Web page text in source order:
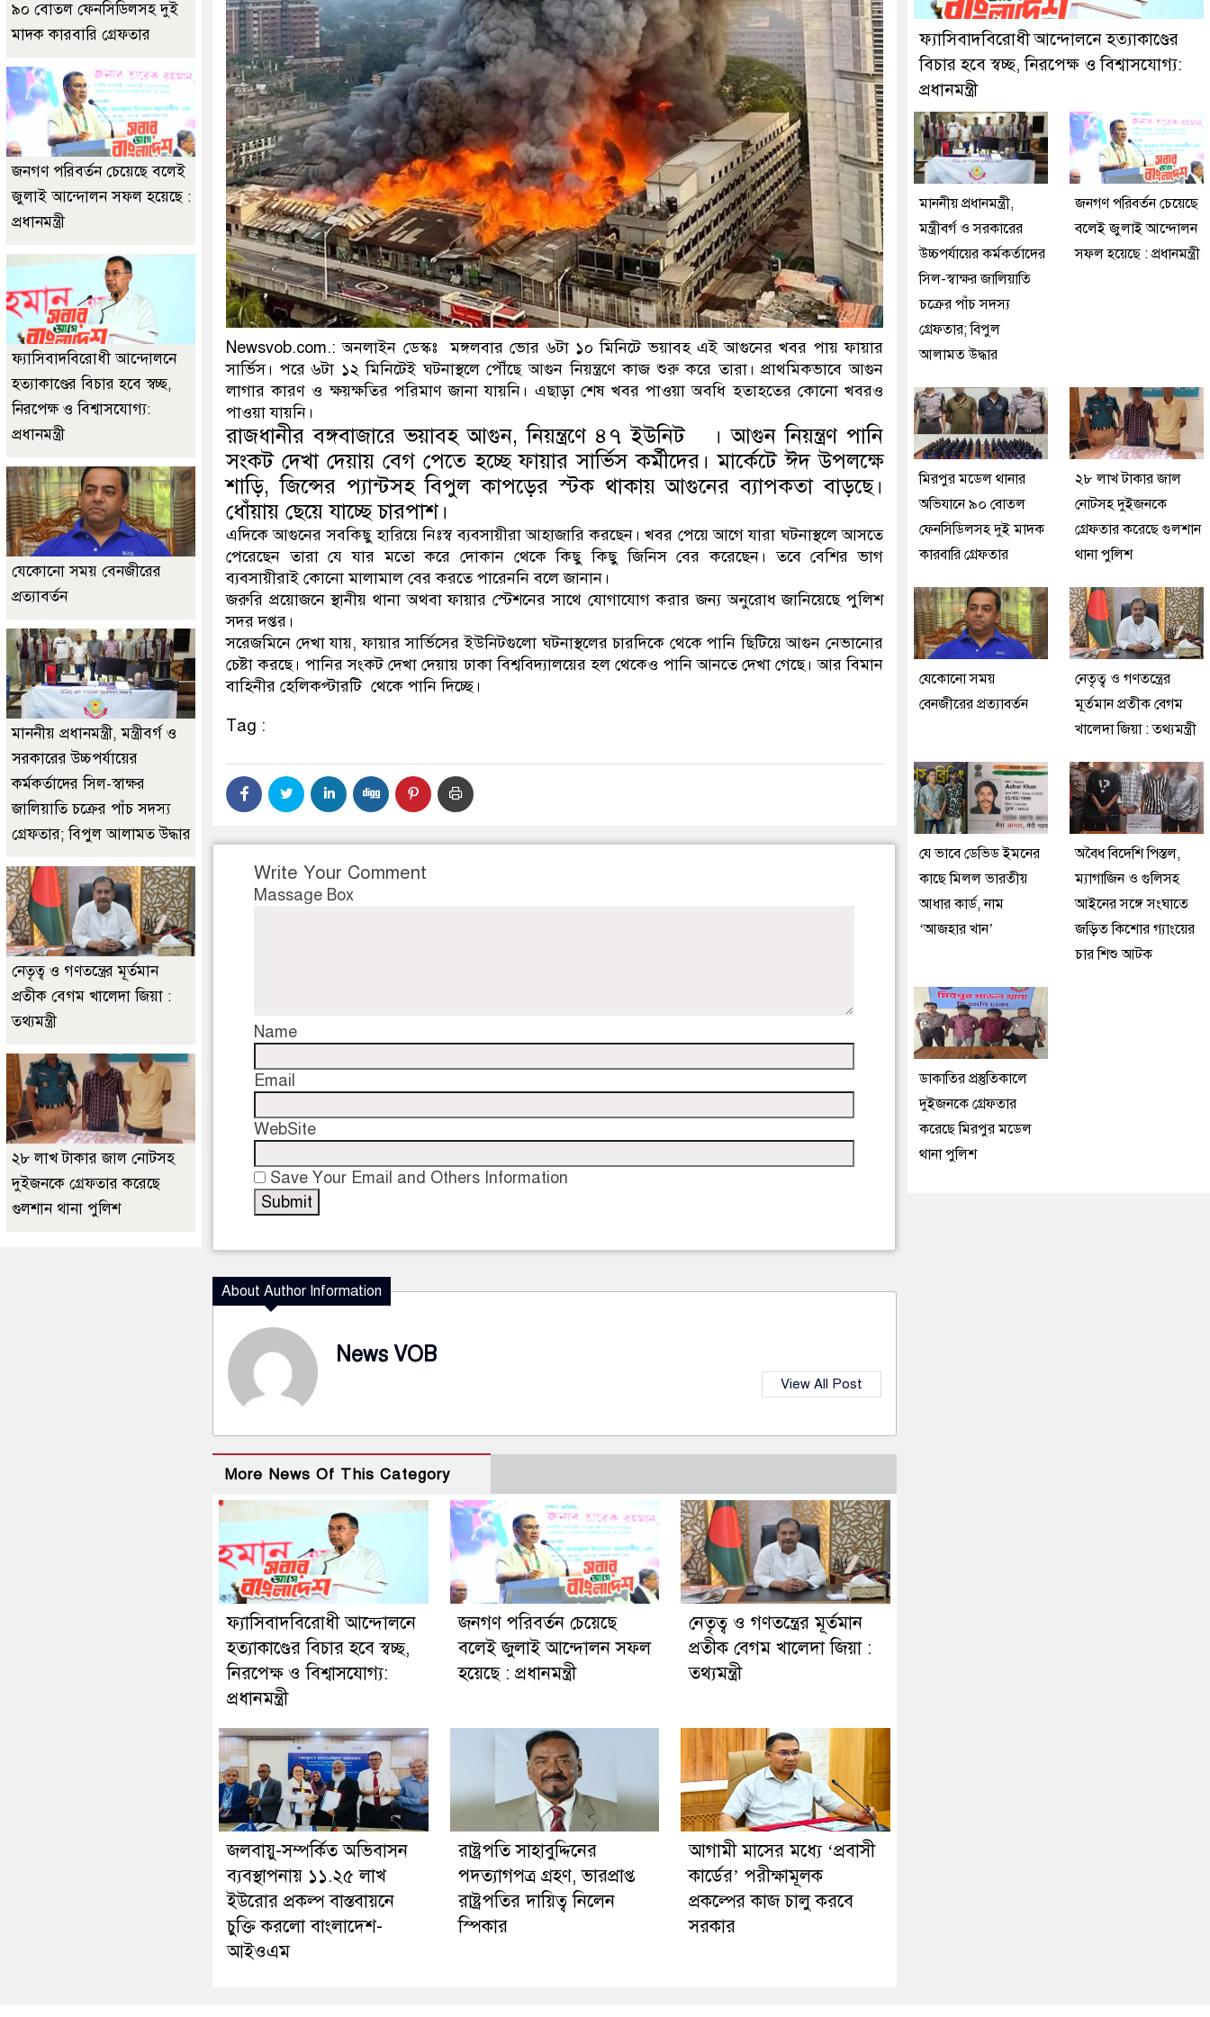
ডাকাতির প্রস্তুতিকালে দুইজনকে গ্রেফতার করেছে মিরপুর মডেল থানা পুলিশ
Newsvob.com.: অনলাইন ডেস্কঃ মঙ্গলবার ভোর ৬টা ১০ মিনিটে ভয়াবহ এই আগুনের খবর পায় ফায়ার
সার্ভিস। পরে ৬টা ১২ মিনিটেই ঘটনাস্থলে পৌঁছে আগুন নিয়ন্ত্রণে কাজ শুরু করে তারা। প্রাথমিকভাবে আগুন
লাগার কারণ ও ক্ষয়ক্ষতির পরিমাণ জানা যায়নি। এছাড়া শেষ খবর পাওয়া অবধি হতাহতের কোনো খবরও
পাওয়া যায়নি।
রাজধানীর বঙ্গবাজারে ভয়াবহ আগুন, নিয়ন্ত্রণে ৪৭ ইউনিট । আগুন নিয়ন্ত্রণ পানি
সংকট দেখা দেয়ায় বেগ পেতে হচ্ছে ফায়ার সার্ভিস কর্মীদের। মার্কেটে ঈদ উপলক্ষে
শাড়ি, জিন্সের প্যান্টসহ বিপুল কাপড়ের স্টক থাকায় আগুনের ব্যাপকতা বাড়ছে।
ধোঁয়ায় ছেয়ে যাচ্ছে চারপাশ।
এদিকে আগুনের সবকিছু হারিয়ে নিঃস্ব ব্যবসায়ীরা আহাজারি করছেন। খবর পেয়ে আগে যারা ঘটনাস্থলে আসতে
পেরেছেন তারা যে যার মতো করে দোকান থেকে কিছু কিছু জিনিস বের করেছেন। তবে বেশির ভাগ
ব্যবসায়ীরাই কোনো মালামাল বের করতে পারেননি বলে জানান।
জরুরি প্রয়োজনে স্থানীয় থানা অথবা ফায়ার স্টেশনের সাথে যোগাযোগ করার জন্য অনুরোধ জা‌নি‌য়ে‌ছে পুলিশ
সদর দপ্তর।
সরেজমিনে দেখা যায়, ফায়ার সার্ভিসের ইউনিটগুলো ঘটনাস্থলের চারদিকে থেকে পানি ছিটিয়ে আগুন নেভানোর
চেষ্টা করছে। পানির সংকট দেখা দেয়ায় ঢাকা বিশ্ববিদ্যালয়ের হল থেকেও পানি আনতে দেখা গেছে। আর বিমান
বাহিনীর হেলিকপ্টারটি থেকে পানি দিচ্ছে।
Tag :
Write Your Comment
Massage Box
Name
Email
WebSite
Save Your Email and Others Information
About Author Information
News VOB
View All Post
More News Of This Category
ফ্যাসিবাদবিরোধী আন্দোলনে
হত্যাকাণ্ডের বিচার হবে স্বচ্ছ,
নিরপেক্ষ ও বিশ্বাসযোগ্য:
প্রধানমন্ত্রী
জনগণ পরিবর্তন চেয়েছে
বলেই জুলাই আন্দোলন সফল
হয়েছে : প্রধানমন্ত্রী
নেতৃত্ব ও গণতন্ত্রের মূর্তমান
প্রতীক বেগম খালেদা জিয়া :
তথ্যমন্ত্রী
জলবায়ু-সম্পর্কিত অভিবাসন
ব্যবস্থাপনায় ১১.২৫ লাখ
ইউরোর প্রকল্প বাস্তবায়নে
চুক্তি করলো বাংলাদেশ-
আইওএম
রাষ্ট্রপতি সাহাবুদ্দিনের
পদত্যাগপত্র গ্রহণ, ভারপ্রাপ্ত
রাষ্ট্রপতির দায়িত্ব নিলেন
স্পিকার
আগামী মাসের মধ্যে ‘প্রবাসী
কার্ডের’ পরীক্ষামূলক
প্রকল্পের কাজ চালু করবে
সরকার
৯০ বোতল ফেনসিডিলসহ দুই
মাদক কারবারি গ্রেফতার
জনগণ পরিবর্তন চেয়েছে বলেই
জুলাই আন্দোলন সফল হয়েছে :
প্রধানমন্ত্রী
ফ্যাসিবাদবিরোধী আন্দোলনে
হত্যাকাণ্ডের বিচার হবে স্বচ্ছ,
নিরপেক্ষ ও বিশ্বাসযোগ্য:
প্রধানমন্ত্রী
যেকোনো সময় বেনজীরের
প্রত্যাবর্তন
মাননীয় প্রধানমন্ত্রী, মন্ত্রীবর্গ ও
সরকারের উচ্চপর্যায়ের
কর্মকর্তাদের সিল-স্বাক্ষর
জালিয়াতি চক্রের পাঁচ সদস্য
গ্রেফতার; বিপুল আলামত উদ্ধার
নেতৃত্ব ও গণতন্ত্রের মূর্তমান
প্রতীক বেগম খালেদা জিয়া :
তথ্যমন্ত্রী
২৮ লাখ টাকার জাল নোটসহ
দুইজনকে গ্রেফতার করেছে
গুলশান থানা পুলিশ
ফ্যাসিবাদবিরোধী আন্দোলনে হত্যাকাণ্ডের
বিচার হবে স্বচ্ছ, নিরপেক্ষ ও বিশ্বাসযোগ্য:
প্রধানমন্ত্রী
মাননীয় প্রধানমন্ত্রী,
মন্ত্রীবর্গ ও সরকারের
উচ্চপর্যায়ের কর্মকর্তাদের
সিল-স্বাক্ষর জালিয়াতি
চক্রের পাঁচ সদস্য
গ্রেফতার; বিপুল
আলামত উদ্ধার
জনগণ পরিবর্তন চেয়েছে
বলেই জুলাই আন্দোলন
সফল হয়েছে : প্রধানমন্ত্রী
মিরপুর মডেল থানার
অভিযানে ৯০ বোতল
ফেনসিডিলসহ দুই মাদক
কারবারি গ্রেফতার
২৮ লাখ টাকার জাল
নোটসহ দুইজনকে
গ্রেফতার করেছে গুলশান
থানা পুলিশ
যেকোনো সময়
বেনজীরের প্রত্যাবর্তন
নেতৃত্ব ও গণতন্ত্রের
মূর্তমান প্রতীক বেগম
খালেদা জিয়া : তথ্যমন্ত্রী
যে ভাবে ডেভিড ইমনের
কাছে মিলল ভারতীয়
আধার কার্ড, নাম
‘আজহার খান’
অবৈধ বিদেশি পিস্তল,
ম্যাগাজিন ও গুলিসহ
আইনের সঙ্গে সংঘাতে
জড়িত কিশোর গ্যাংয়ের
চার শিশু আটক
ডাকাতির প্রস্তুতিকালে
দুইজনকে গ্রেফতার
করেছে মিরপুর মডেল
থানা পুলিশ